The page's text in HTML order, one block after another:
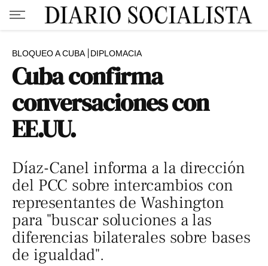
BLOQUEO A CUBA DIPLOMACIA
Cuba confirma
conversaciones con
EE.UU.
Díaz-Canel informa a la dirección
del PCC sobre intercambios con
representantes de Washington
para "buscar soluciones a las
diferencias bilaterales sobre bases
de igualdad".